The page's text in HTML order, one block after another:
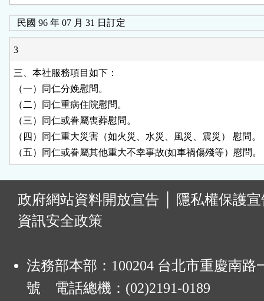
民國 96 年 07 月 31 日訂定
3
三、本社服務項目如下：
（一）同仁分娩慰問。
（二）同仁重病住院慰問。
（三）同仁或眷屬喪葬慰問。
（四）同仁重大災害（如火災、水災、風災、震災） 慰問。
（五）同仁或眷屬其他重大不幸事故(如車禍傷殘等）慰問。
政府網站資料開放宣告
隱私權保護
資訊安全政策
法務部本部：100204 台北市重慶南路
號 電話總機：(02)2191-0189